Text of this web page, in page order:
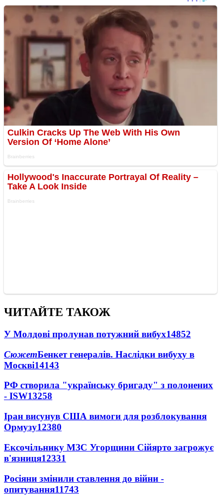
ЧИТАЙТЕ ТАКОЖ
У Молдові пролунав потужний вибух14852
СюжетБенкет генералів. Наслідки вибуху в
Москві14143
РФ створила "українську бригаду" з полонених
- ISW13258
Іран висунув США вимоги для розблокування
Ормузу12380
Ексочільнику МЗС Угорщини Сійярто загрожує
в'язниця12331
Росіяни змінили ставлення до війни -
опитування11743